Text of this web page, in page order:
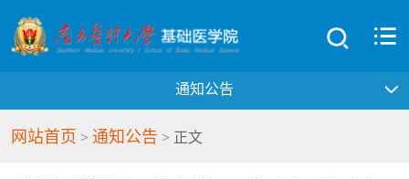
通知公告
网站首页 > 通知公告 > 正文